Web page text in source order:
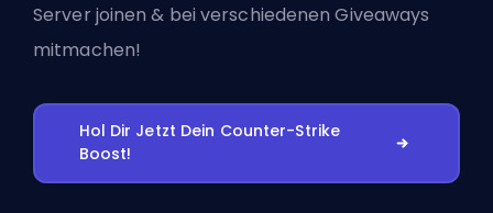
Server joinen & bei verschiedenen Giveaways
mitmachen!
Hol Dir Jetzt Dein Counter-Strike
Boost!